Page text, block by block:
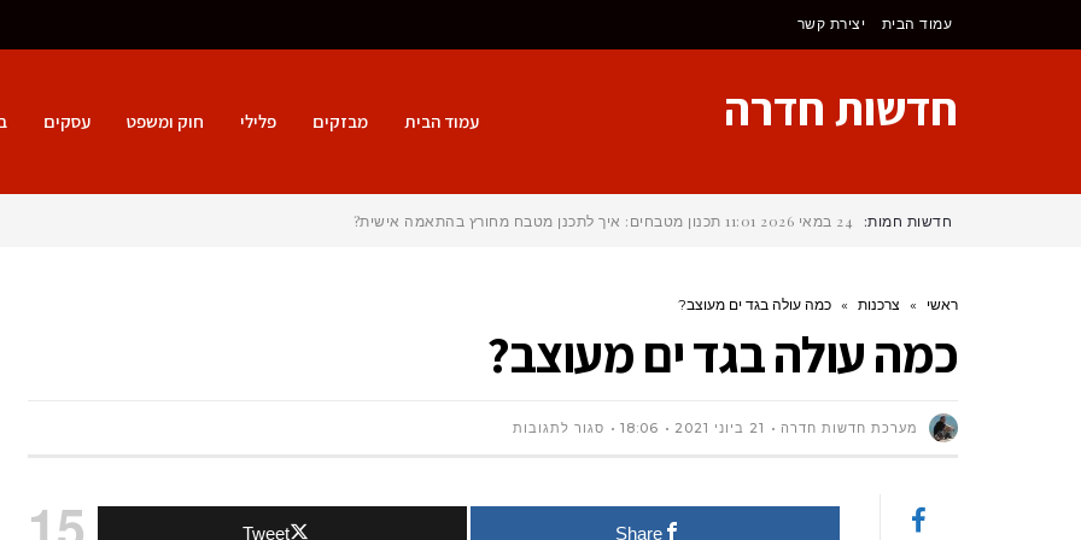
עמוד הבית יצירת קשר
חדשות חדרה עמוד הבית מבזקים פלילי חוק ומשפט עסקים
חדשות חמות: 24 במאי 2026 11:01 תכנון מטבחים: איך לתכנן מטבח מחורץ בהתאמה אישית?
ראשי » צרכנות » כמה עולה בגד ים מעוצב?
כמה עולה בגד ים מעוצב?
מערכת חדשות חדרה 21 ביוני 2021 18:06 סגור לתגובותעל
Share
Tweet